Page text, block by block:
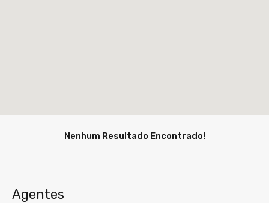
Nenhum Resultado Encontrado!
Agentes